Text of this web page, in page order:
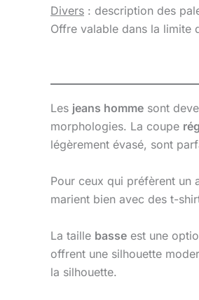
Divers : description des
Offre valable dans la limite
Les jeans homme sont
morphologies. La coupe
légèrement évasé, sont
Pour ceux qui préfèrent un
marient bien avec des t-
La taille basse est une
offrent une silhouette
la silhouette.